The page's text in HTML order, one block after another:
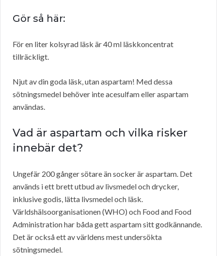
Gör så här:
För en liter kolsyrad läsk är 40 ml läskkoncentrat
tillräckligt.
Njut av din goda läsk, utan aspartam! Med dessa
sötningsmedel behöver inte acesulfam eller aspartam
användas.
Vad är aspartam och vilka risker
innebär det?
Ungefär 200 gånger sötare än socker är aspartam. Det
används i ett brett utbud av livsmedel och drycker,
inklusive godis, lätta livsmedel och läsk.
Världshälsoorganisationen (WHO) och Food and Food
Administration har båda gett aspartam sitt godkännande.
Det är också ett av världens mest undersökta
sötningsmedel.